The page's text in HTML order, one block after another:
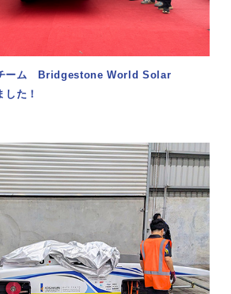
ーム Bridgestone World Solar
た！